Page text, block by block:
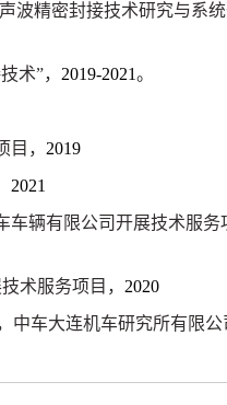
波精密封接技术研究与系统
术”， 2019-2021。
， 2019
2021
辆有限公司开展技术服务
术服务项目， 2020
中车大连机车研究所有限公